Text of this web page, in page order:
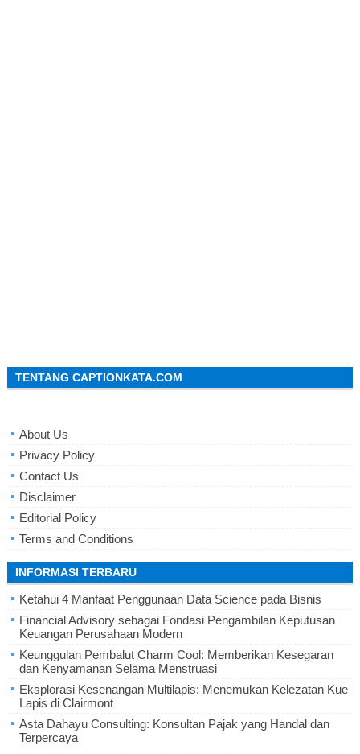
TENTANG CAPTIONKATA.COM
About Us
Privacy Policy
Contact Us
Disclaimer
Editorial Policy
Terms and Conditions
INFORMASI TERBARU
Ketahui 4 Manfaat Penggunaan Data Science pada Bisnis
Financial Advisory sebagai Fondasi Pengambilan Keputusan
Keuangan Perusahaan Modern
Keunggulan Pembalut Charm Cool: Memberikan Kesegaran
dan Kenyamanan Selama Menstruasi
Eksplorasi Kesenangan Multilapis: Menemukan Kelezatan Kue
Lapis di Clairmont
Asta Dahayu Consulting: Konsultan Pajak yang Handal dan
Terpercaya